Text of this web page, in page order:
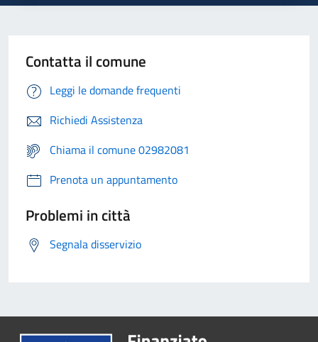
Contatta il comune
Leggi le domande frequenti
Richiedi Assistenza
Chiama il comune 02982081
Prenota un appuntamento
Problemi in città
Segnala disservizio